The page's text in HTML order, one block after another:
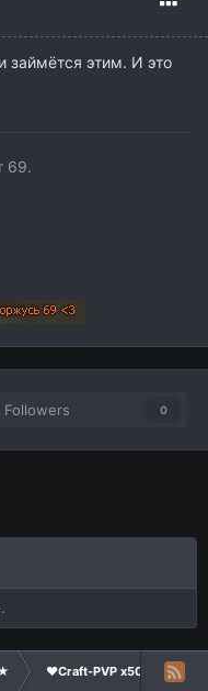
займётся этим. И это
69.
Followers 0
❤Craft-PVP x50★